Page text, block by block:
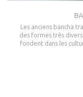
Les anciens bancha
des formes très
fondent dans les